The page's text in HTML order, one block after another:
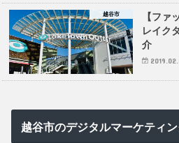
越谷市
【ファ
レイク
介
越谷市のデジタルマーケティ